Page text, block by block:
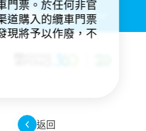
重要通知：(4)
門票。於任何非官
道購入的纜車門票
現將予以作廢，不
返回